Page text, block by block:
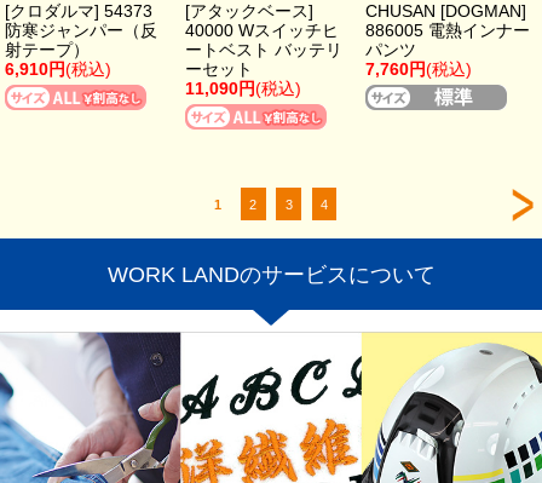
[クロダルマ] 54373
防寒ジャンパー（反
射テープ）
6,910円(税込)
[アタックベース]
40000 Wスイッチヒ
ートベスト バッテリ
ーセット
11,090円(税込)
CHUSAN [DOGMAN]
886005 電熱インナー
パンツ
7,760円(税込)
1 2 3 4
WORK LANDのサービスについて